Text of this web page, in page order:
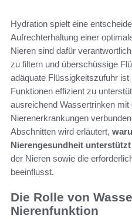
Hydration spielt eine
Aufrechterhaltung einer
Nieren sind dafür
zu filtern und überschüssige
adäquate Flüssigkeitszufuhr
Funktionen effizient zu
ausreichend Wassertrinken
Nierenerkrankungen
Abschnitten wird erläutert,
Nierengesundheit unterstützt
der Nieren sowie die
beeinflusst.
Die Rolle von
Nierenfunktion